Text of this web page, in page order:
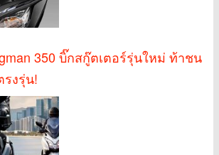
350 บิ๊กสกู๊ตเตอร์รุ่นใหม่ ท้าชน
รงรุ่น!